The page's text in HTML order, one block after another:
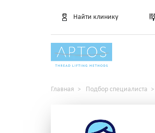
Найти клинику
Главная Подбор специалиста